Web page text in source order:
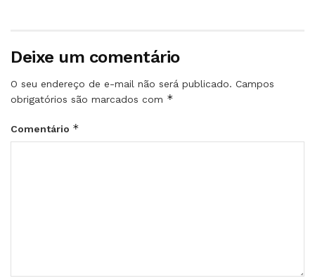
Deixe um comentário
O seu endereço de e-mail não será publicado. Campos
obrigatórios são marcados com *
Comentário *